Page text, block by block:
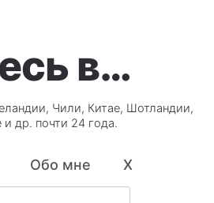
в…
Чили, Китае, Шотландии,
др. почти 24 года.
Обо мне X